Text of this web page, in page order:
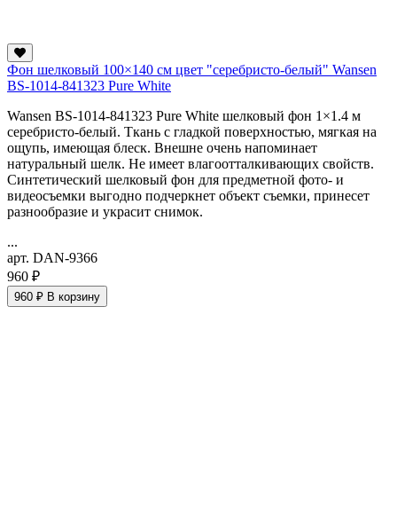
Фон шелковый 100×140 см цвет "серебристо-белый" Wansen
BS-1014-841323 Pure White
Wansen BS-1014-841323 Pure White шелковый фон 1×1.4 м
серебристо-белый. Ткань с гладкой поверхностью, мягкая на
ощупь, имеющая блеск. Внешне очень напоминает
натуральный шелк. Не имеет влагоотталкивающих свойств.
Синтетический шелковый фон для предметной фото- и
видеосъемки выгодно подчеркнет объект съемки, принесет
разнообразие и украсит снимок.
...
арт. DAN-9366
960 ₽
960 ₽ В корзину